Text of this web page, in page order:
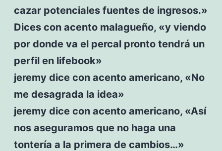
cazar potenciales fuentes de ingresos.»
Dices con acento malagueño, «y viendo
por donde va el percal pronto tendrá un
perfil en lifebook»
jeremy dice con acento americano, «No
me desagrada la idea»
jeremy dice con acento americano, «Así
nos aseguramos que no haga una
tontería a la primera de cambios…»